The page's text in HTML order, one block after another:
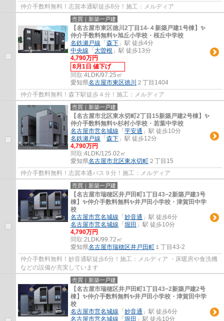
仲介手数料無料！志賀本通駅徒歩8分！施工：メルディア
売買｜新築一戸建
【名古屋市東区徳川2丁目14-４新築戸建1号棟】✨️
仲介手数料無料✨️旭丘小学校・桜丘中学校
名鉄瀬戸線 「 森下 」駅 徒歩4分
中央線 「 大曽根 」駅 徒歩13分
4,790万円
8月1日 値下げ
間取:4LDK/97.25㎡
愛知県名古屋市東区徳川 ２丁目1404
仲介手数料無料！森下駅徒歩４分！施工：メルディア
売買｜新築一戸建
【名古屋市北区東水切町2丁目15新築戸建2号棟】✨️
仲介手数料無料✨️杉村小学校・若葉中学校
名古屋市営名城線 「 平安通 」駅 徒歩10分
名鉄瀬戸線 「 森下 」駅 徒歩12分
4,790万円
間取:4LDK/125.02㎡
愛知県名古屋市北区東水切町 ２丁目15
仲介手数料無料！志賀本通バス９分！施工：メルディア
売買｜新築一戸建
【名古屋市瑞穂区井戸田町1丁目43−2新築戸建3号
棟】✨️仲介手数料無料✨️井戸田小学校・津賀田中学
校
名古屋市営名城線 「 妙音通 」駅 徒歩6分
名古屋市営名城線 「 堀田 」駅 徒歩10分
4,790万円
間取:2LDK/99.72㎡
愛知県名古屋市瑞穂区井戸田町 １丁目43-2
仲介手数料無料！妙音通駅徒歩6分！施工：メルディア ・床暖房や食洗機
などの設備が充実しています
売買｜新築一戸建
【名古屋市瑞穂区井戸田町1丁目43−2新築戸建2号
棟】✨️仲介手数料無料✨️井戸田小学校・津賀田中学
校
名古屋市営名城線 「 妙音通 」駅 徒歩6分
名古屋市営名城線 「 堀田 」駅 徒歩10分